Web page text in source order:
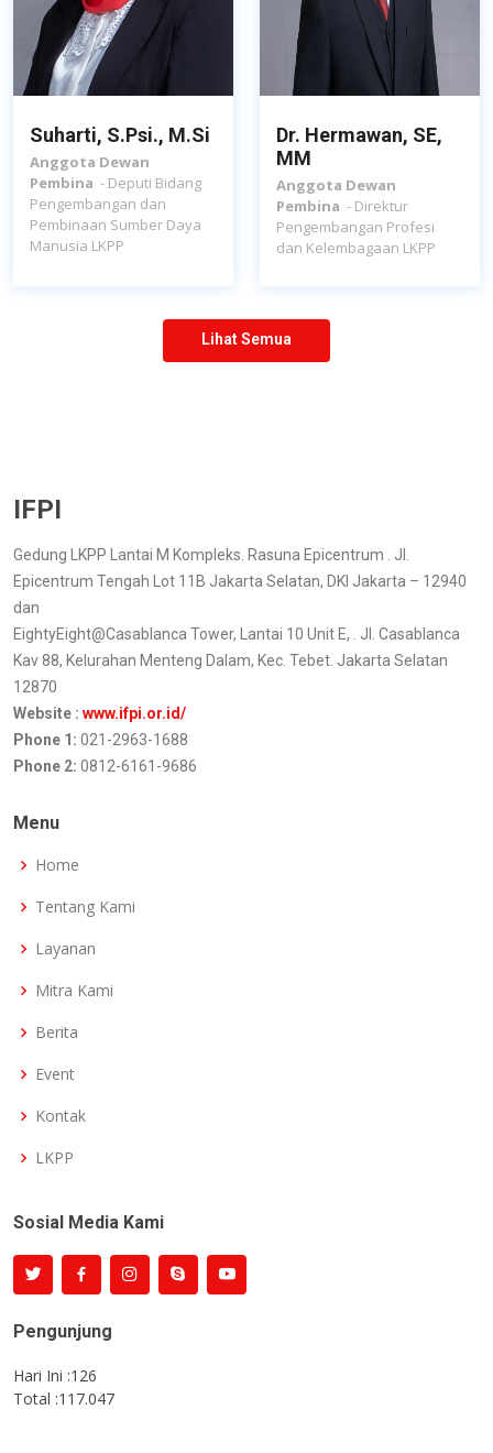
Suharti, S.Psi., M.Si
Anggota Dewan
Pembina - Deputi Bidang
Pengembangan dan
Pembinaan Sumber Daya
Manusia LKPP
Dr. Hermawan, SE,
MM
Anggota Dewan
Pembina - Direktur
Pengembangan Profesi
dan Kelembagaan LKPP
Lihat Semua
IFPI
Gedung LKPP Lantai M Kompleks. Rasuna Epicentrum . Jl.
Epicentrum Tengah Lot 11B Jakarta Selatan, DKI Jakarta – 12940
dan
EightyEight@Casablanca Tower, Lantai 10 Unit E, . Jl. Casablanca
Kav 88, Kelurahan Menteng Dalam, Kec. Tebet. Jakarta Selatan
12870
Website : www.ifpi.or.id/
Phone 1: 021-2963-1688
Phone 2: 0812-6161-9686
Menu
Home
Tentang Kami
Layanan
Mitra Kami
Berita
Event
Kontak
LKPP
Sosial Media Kami
Pengunjung
Hari Ini :126
Total :117.047